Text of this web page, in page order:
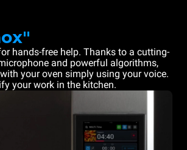
hands-free help. Thanks to a cutting-
and powerful algorithms,
your oven simply using your voice.
your work in the kitchen.